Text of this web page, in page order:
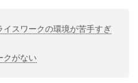
スワークの環境が苦手すぎ
クがない